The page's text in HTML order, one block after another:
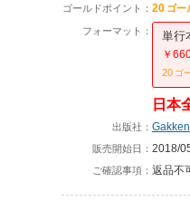
ゴールドポイント： 20 ゴー
フォーマット： 単行
￥
20 ゴ
日本
出版社： Gakken
販売開始日： 2018/
ご確認事項： 返品不